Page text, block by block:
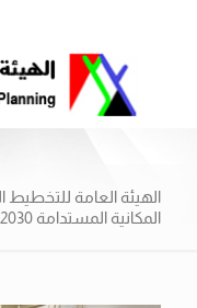
الهيئة العامة للتخطيط
المكانية المستدامة 2030 مع برنامج الأمم المتحدة الإنمائي